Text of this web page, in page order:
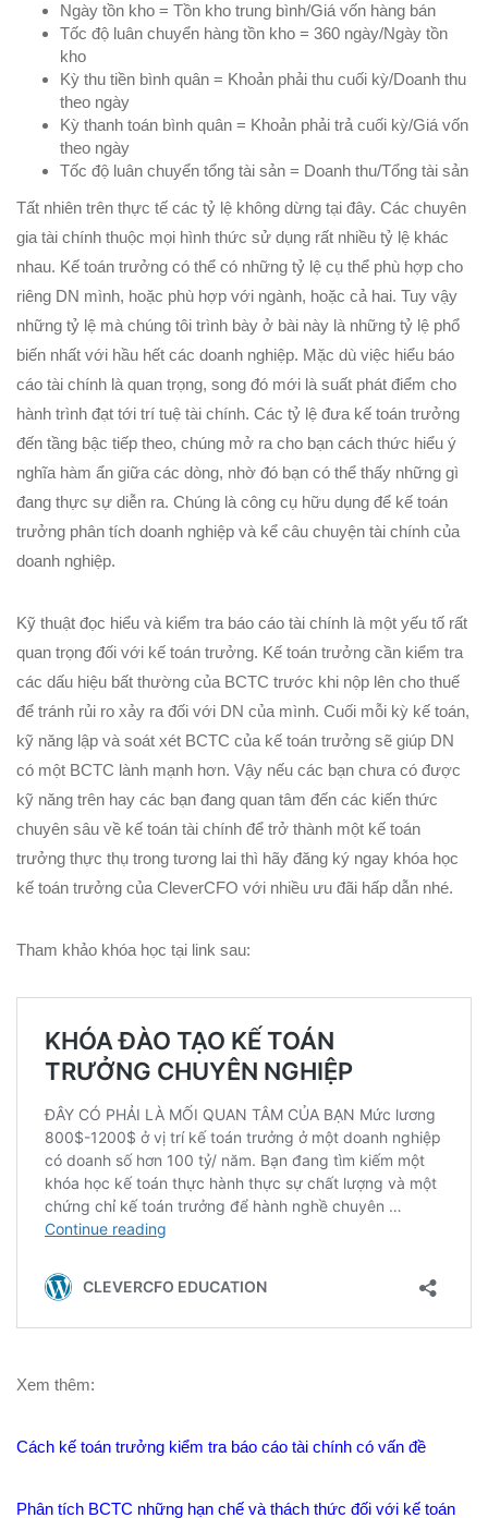
Ngày tồn kho = Tồn kho trung bình/Giá vốn hàng bán
Tốc độ luân chuyển hàng tồn kho = 360 ngày/Ngày tồn
kho
Kỳ thu tiền bình quân = Khoản phải thu cuối kỳ/Doanh thu
theo ngày
Kỳ thanh toán bình quân = Khoản phải trả cuối kỳ/Giá vốn
theo ngày
Tốc độ luân chuyển tổng tài sản = Doanh thu/Tổng tài sản
Tất nhiên trên thực tế các tỷ lệ không dừng tại đây. Các chuyên
gia tài chính thuộc mọi hình thức sử dụng rất nhiều tỷ lệ khác
nhau. Kế toán trưởng có thể có những tỷ lệ cụ thể phù hợp cho
riêng DN mình, hoặc phù hợp với ngành, hoặc cả hai. Tuy vậy
những tỷ lệ mà chúng tôi trình bày ở bài này là những tỷ lệ phổ
biến nhất với hầu hết các doanh nghiệp. Mặc dù việc hiểu báo
cáo tài chính là quan trọng, song đó mới là suất phát điểm cho
hành trình đạt tới trí tuệ tài chính. Các tỷ lệ đưa kế toán trưởng
đến tầng bậc tiếp theo, chúng mở ra cho bạn cách thức hiểu ý
nghĩa hàm ẩn giữa các dòng, nhờ đó bạn có thể thấy những gì
đang thực sự diễn ra. Chúng là công cụ hữu dụng để kế toán
trưởng phân tích doanh nghiệp và kể câu chuyện tài chính của
doanh nghiệp.
Kỹ thuật đọc hiểu và kiểm tra báo cáo tài chính là một yếu tố rất
quan trọng đối với kế toán trưởng. Kế toán trưởng cần kiểm tra
các dấu hiệu bất thường của BCTC trước khi nộp lên cho thuế
để tránh rủi ro xảy ra đối với DN của mình. Cuối mỗi kỳ kế toán,
kỹ năng lập và soát xét BCTC của kế toán trưởng sẽ giúp DN
có một BCTC lành mạnh hơn. Vậy nếu các bạn chưa có được
kỹ năng trên hay các bạn đang quan tâm đến các kiến thức
chuyên sâu về kế toán tài chính để trở thành một kế toán
trưởng thực thụ trong tương lai thì hãy đăng ký ngay khóa học
kế toán trưởng của CleverCFO với nhiều ưu đãi hấp dẫn nhé.
Tham khảo khóa học tại link sau:
Xem thêm:
Cách kế toán trưởng kiểm tra báo cáo tài chính có vấn đề
Phân tích BCTC những hạn chế và thách thức đối với kế toán